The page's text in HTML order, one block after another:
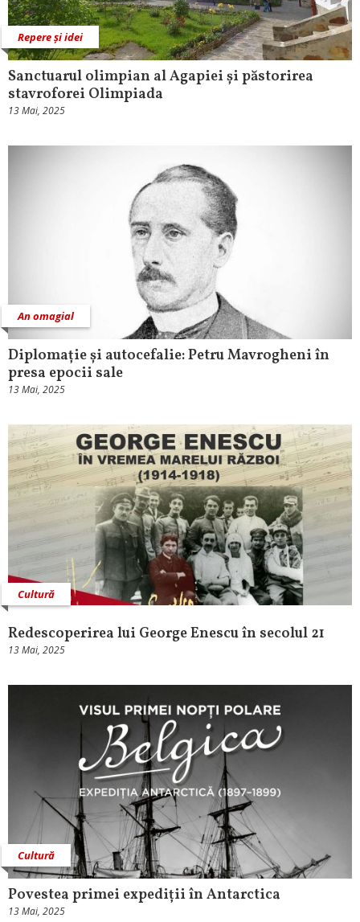
Repere și idei
Sanctuarul olimpian al Agapiei și păstorirea
stavroforei Olimpiada
13 Mai, 2025
An omagial
Diplomație și autocefalie: Petru Mavrogheni în
presa epocii sale
13 Mai, 2025
Cultură
Redescoperirea lui George Enescu în secolul 21
13 Mai, 2025
Cultură
Povestea primei expediții în Antarctica
13 Mai, 2025